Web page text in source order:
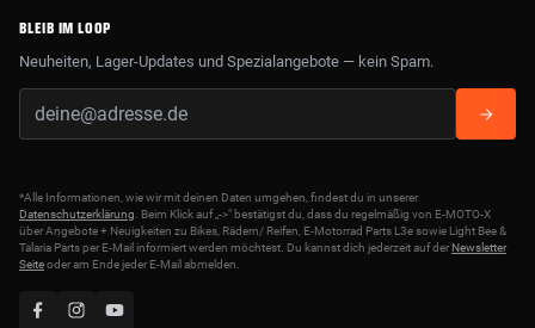
BLEIB IM LOOP
Neuheiten, Lager-Updates und Spezialangebote — kein Spam.
*Alle Informationen, wie wir mit deinen Daten umgehen, findest du in unserer
Datenschutzerklärung. Beim Klick auf „->" bestätigst du, dass du regelmäßig von E-MOTO-X
über Angebote + Neuigkeiten zu Bikes, Rädern/ Reifen, E-Motorrad Parts L3e sowie Light Bee &
Talaria Parts per E-Mail informiert werden möchtest. Du kannst dich jederzeit auf der Newsletter
Seiteoder am Ende jeder E-Mail abmelden.